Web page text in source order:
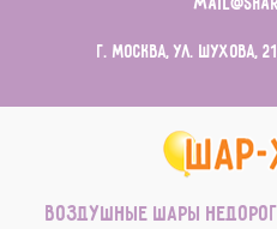
г. Москва, ул. Шухова,
Воздушные шары